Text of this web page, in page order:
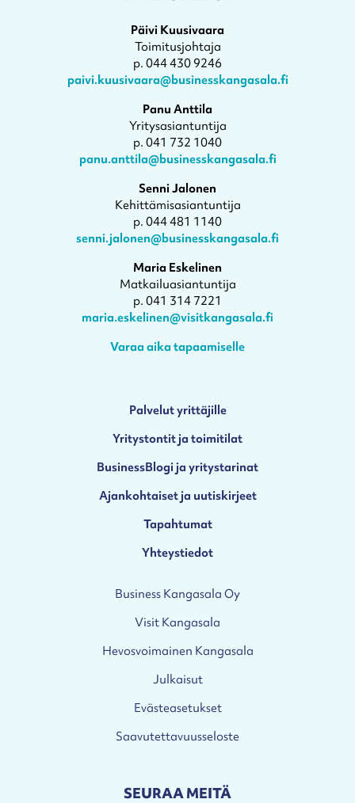
Päivi Kuusivaara
Toimitusjohtaja
p. 044 430 9246
paivi.kuusivaara@businesskangasala.fi
Panu Anttila
Yritysasiantuntija
p. 041 732 1040
panu.anttila@businesskangasala.fi
Senni Jalonen
Kehittämisasiantuntija
p. 044 481 1140
senni.jalonen@businesskangasala.fi
Maria Eskelinen
Matkailuasiantuntija
p. 041 314 7221
maria.eskelinen@visitkangasala.fi
Varaa aika tapaamiselle
Palvelut yrittäjille
Yritystontit ja toimitilat
BusinessBlogi ja yritystarinat
Ajankohtaiset ja uutiskirjeet
Tapahtumat
Yhteystiedot
Business Kangasala Oy
Visit Kangasala
Hevosvoimainen Kangasala
Julkaisut
Evästeasetukset
Saavutettavuusseloste
SEURAA MEITÄ